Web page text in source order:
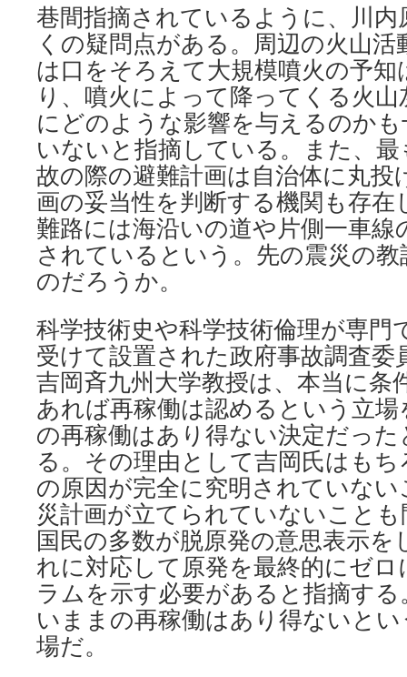
巷間指摘されているように、川
くの疑問点がある。周辺の火山
は口をそろえて大規模噴火の予
り、噴火によって降ってくる火
にどのような影響を与えるのか
いないと指摘している。また、
故の際の避難計画は自治体に丸
画の妥当性を判断する機関も存
難路には海沿いの道や片側一車線
されているという。先の震災の
のだろうか。
科学技術史や科学技術倫理が専門
受けて設置された政府事故調査委
吉岡斉九州大学教授は、本当に条
あれば再稼働は認めるという立
の再稼働はあり得ない決定だっ
る。その理由として吉岡氏はも
の原因が完全に究明されていな
災計画が立てられていないこと
国民の多数が脱原発の意思表示を
れに対応して原発を最終的にゼ
ラムを示す必要があると指摘す
いままの再稼働はあり得ないと
場だ。